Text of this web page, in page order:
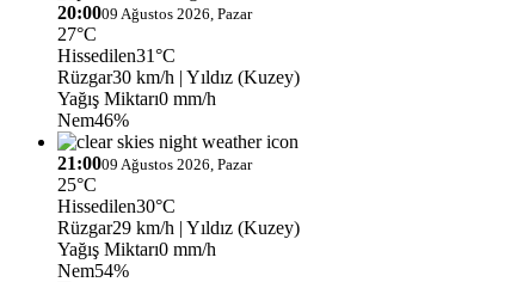
20:0009 Ağustos 2026, Pazar
27°C
Hissedilen31°C
Rüzgar30 km/h | Yıldız (Kuzey)
Yağış Miktarı0 mm/h
Nem46%
21:0009 Ağustos 2026, Pazar
25°C
Hissedilen30°C
Rüzgar29 km/h | Yıldız (Kuzey)
Yağış Miktarı0 mm/h
Nem54%